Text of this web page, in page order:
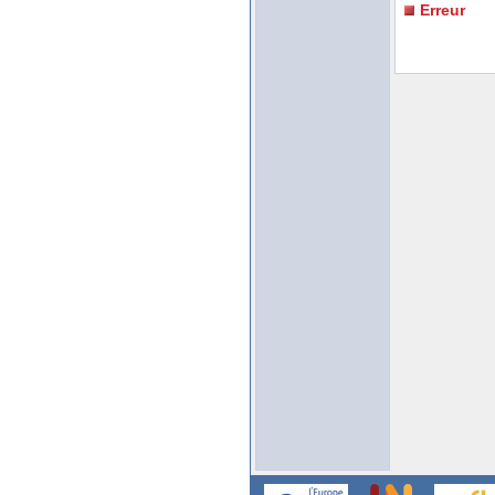
Erreur